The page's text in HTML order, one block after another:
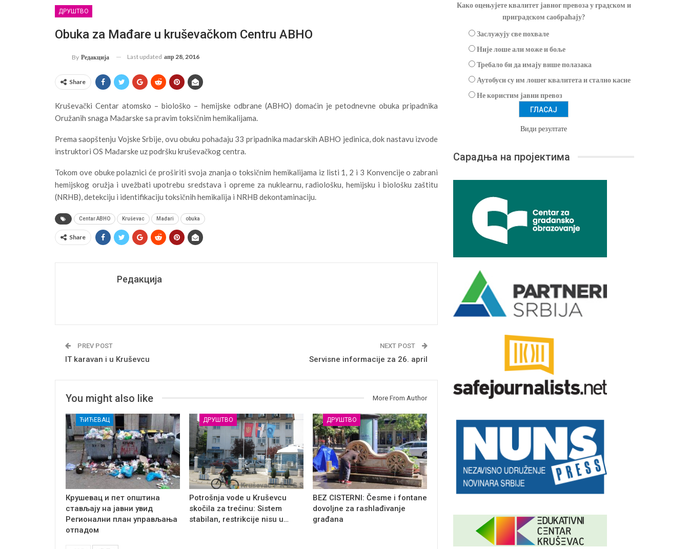
ДРУШТВО
Obuka za Mađare u kruševačkom Centru ABHO
By Редакција Last updated апр 28, 2016
Share
Kruševački Centar atomsko – biološko – hemijske odbrane (ABHO) domaćin je petodnevne obuka pripadnika
Oružanih snaga Mađarske sa pravim toksičnim hemikalijama.
Prema saopštenju Vojske Srbije, ovu obuku pohađaju 33 pripadnika mađarskih ABHO jedinica, dok nastavu izvode
instruktori OS Mađarske uz podršku kruševačkog centra.
Tokom ove obuke polaznici će proširiti svoja znanja o toksičnim hemikalijama iz listi 1, 2 i 3 Konvencije o zabrani
hemijskog oružja i uvežbati upotrebu sredstava i opreme za nuklearnu, radiološku, hemijsku i biološku zaštitu
(NRHB), detekciju i identifikaciju toksičnih hemikalija i NRHB dekontaminaciju.
Centar ABHO Kruševac Mađari obuka
Share
Редакција
PREV POST
IT karavan i u Kruševcu
NEXT POST
Servisne informacije za 26. april
You might also like More From Author
ЋИЋЕВАЦ
Крушевац и пет општина
стављају на јавни увид
Регионални план управљања
отпадом
ДРУШТВО
Potrošnja vode u Kruševcu
skočila za trećinu: Sistem
stabilan, restrikcije nisu u…
ДРУШТВО
BEZ CISTERNI: Česme i fontane
dovoljne za rashlađivanje
građana
Како оцењујете квалитет јавног превоза у градском и
приградском саобраћају?
Заслужују све похвале
Није лоше али може и боље
Требало би да имају више полазака
Аутобуси су им лошег квалитета и стално касне
Не користим јавни превоз
Види резултате
Сарадња на пројектима